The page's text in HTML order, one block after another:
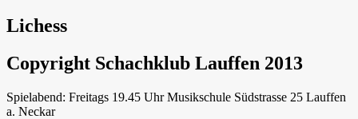
Lichess
Copyright Schachklub Lauffen 2013
Spielabend: Freitags 19.45 Uhr Musikschule Südstrasse 25 Lauffen
a. Neckar